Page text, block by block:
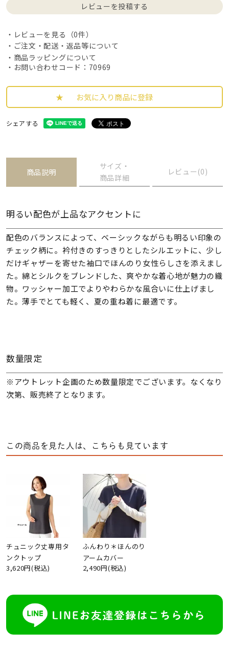
レビューを投稿する
レビューを見る（0件）
ご注文・配送・返品等について
商品ラッピングについて
・お問い合わせコード：70969
お気に入り商品に登録
シェアする
商品説明
サイズ・
商品詳細
レビュー(0)
明るい配色が上品なアクセントに
配色のバランスによって、ベーシックながらも明るい印象の
チェック柄に。衿付きのすっきりとしたシルエットに、少し
だけギャザーを寄せた袖口でほんのり女性らしさを添えまし
た。綿とシルクをブレンドした、爽やかな着心地が魅力の織
物。ワッシャー加工でよりやわらかな風合いに仕上げまし
た。薄手でとても軽く、夏の重ね着に最適です。
数量限定
※アウトレット企画のため数量限定でございます。なくなり
次第、販売終了となります。
この商品を見た人は、こちらも見ています
チュニック丈専用タ
ンクトップ
3,620円(税込)
ふんわり＊ほんのり
アームカバー
2,490円(税込)